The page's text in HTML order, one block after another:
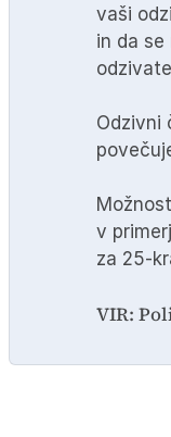
vaši
in da se
Odzivni
v
za 25-
VIR: